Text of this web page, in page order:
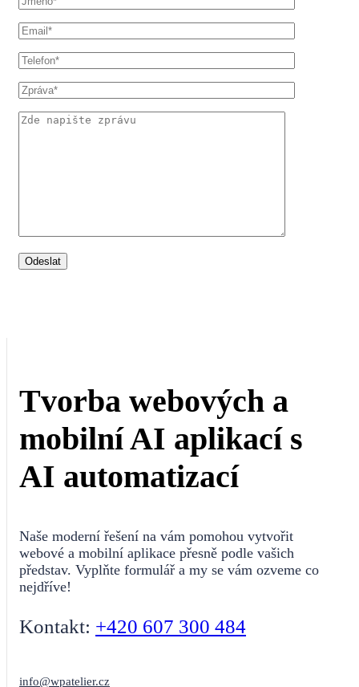
Tvorba webových a
mobilní AI aplikací s
AI automatizací
Naše moderní řešení na vám pomohou vytvořit
webové a mobilní aplikace přesně podle vašich
představ. Vyplňte formulář a my se vám ozveme co
nejdříve!
Kontakt: +420 607 300 484
info@wpatelier.cz